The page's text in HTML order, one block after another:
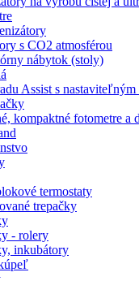
s CO2 atmosférou
nábytok (stoly)
Assist s
kompaktné fotometre a
termostaty
trepačky
- rolery
inkubátory